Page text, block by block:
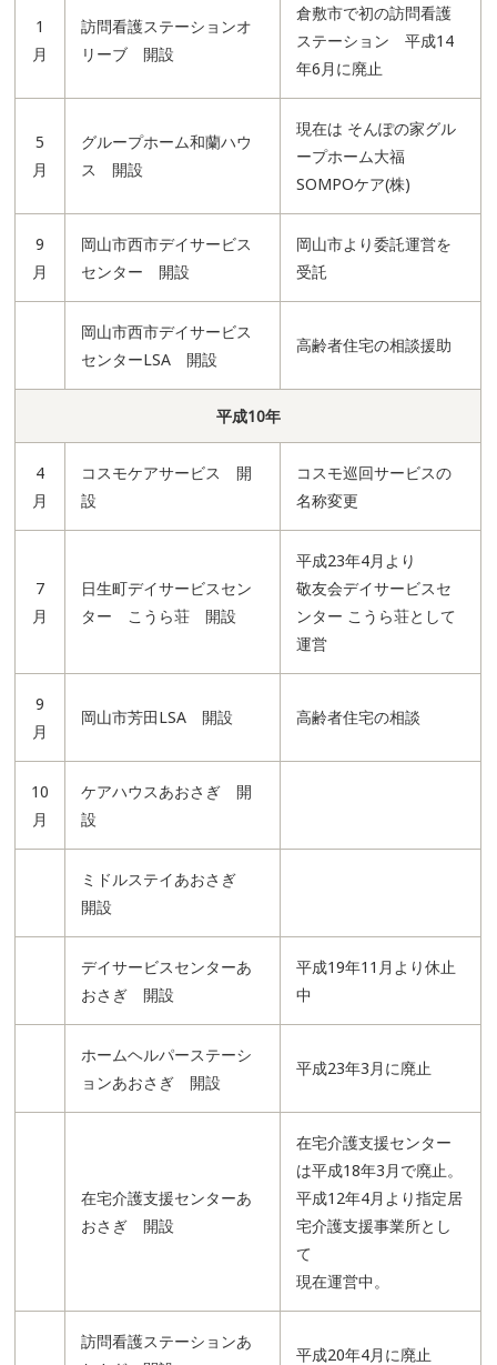
1
月
訪問看護ステーションオ
リーブ 開設
倉敷市で初の訪問看護
ステーション 平成14
年6月に廃止
5
月
グループホーム和蘭ハウ
ス 開設
現在は そんぽの家グル
ープホーム大福
SOMPOケア(株)
9
月
岡山市西市デイサービス
センター 開設
岡山市より委託運営を
受託
岡山市西市デイサービス
センターLSA 開設
高齢者住宅の相談援助
平成10年
4
月
コスモケアサービス 開
設
コスモ巡回サービスの
名称変更
7
月
日生町デイサービスセン
ター こうら荘 開設
平成23年4月より
敬友会デイサービスセ
ンター こうら荘として
運営
9
月
岡山市芳田LSA 開設 高齢者住宅の相談
10
月
ケアハウスあおさぎ 開
設
ミドルステイあおさぎ
開設
デイサービスセンターあ
おさぎ 開設
平成19年11月より休止
中
ホームヘルパーステーシ
ョンあおさぎ 開設
平成23年3月に廃止
在宅介護支援センターあ
おさぎ 開設
在宅介護支援センター
は平成18年3月で廃止。
平成12年4月より指定居
宅介護支援事業所とし
て
現在運営中。
訪問看護ステーションあ
平成20年4月に廃止